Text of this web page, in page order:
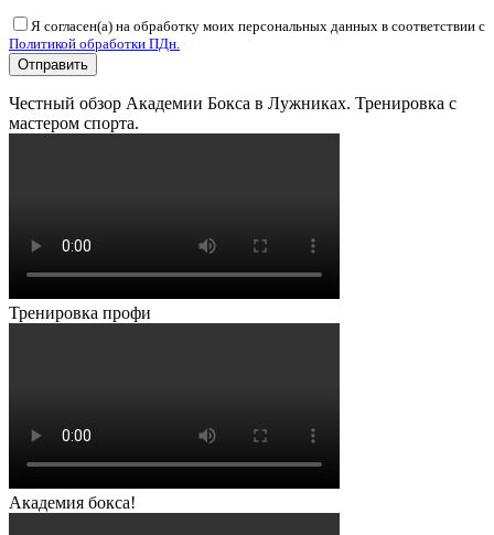
Я согласен(а) на обработку моих персональных данных в соответствии с
Политикой обработки ПДн.
Честный обзор Академии Бокса в Лужниках. Тренировка с
мастером спорта.
Тренировка профи
Академия бокса!